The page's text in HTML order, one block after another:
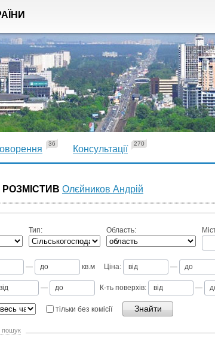
36
Консультації
270
РОЗМІСТИВ Олєйников Андрій
Тип: Область:
— кв.м Ціна: —
— К-ть поверхів: —
тільки без комісії
пошук